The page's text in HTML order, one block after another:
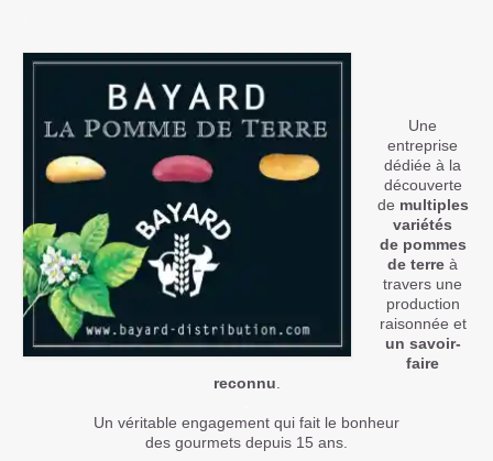
Une
entreprise
dédiée à la
découverte
de multiples
variétés
de pommes
de terre à
travers une
production
raisonnée et
un savoir-
faire
reconnu
Un véritable engagement qui fait le bonheur
des gourmets depuis 15 ans.